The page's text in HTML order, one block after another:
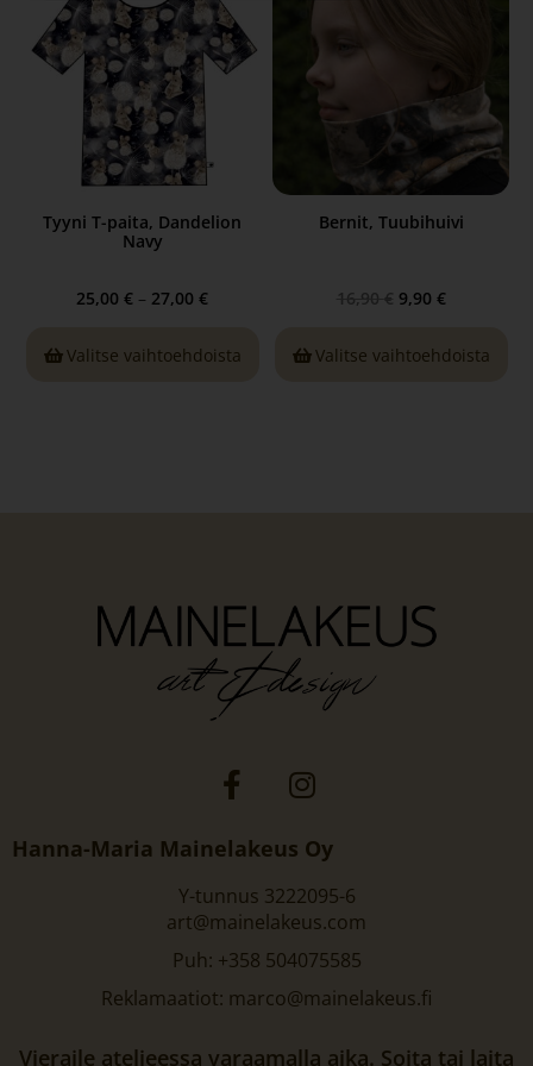
Tyyni T-paita, Dandelion
Navy
25,00 € – 27,00 €
Valitse vaihtoehdoista
Bernit, Tuubihuivi
16,90 € 9,90 €
Valitse vaihtoehdoista
Hanna-Maria Mainelakeus Oy
Y-tunnus 3222095-6
art@mainelakeus.com
Puh: +358 504075585
Reklamaatiot: marco@mainelakeus.fi
Vieraile ateljeessa varaamalla aika. Soita tai laita